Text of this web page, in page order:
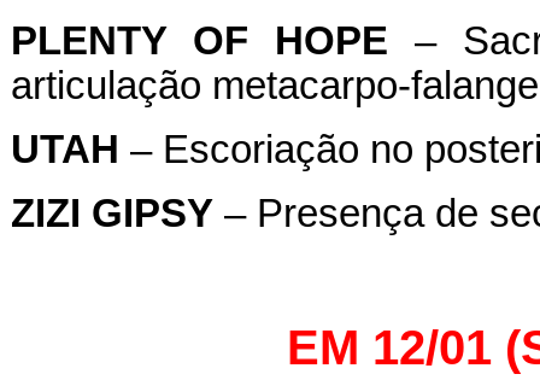
PLENTY
OF HOPE –
articulação metacarpo-
UTAH – Escoriação no
ZIZI GIPSY– Presença de
EM 12/01